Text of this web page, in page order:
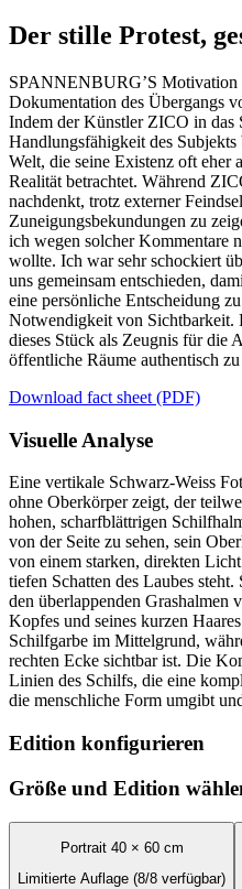
Der stille Protest,
SPANNENBURG’S Motivation
Dokumentation des Übergangs
Indem der Künstler ZICO in das
Handlungsfähigkeit des
Welt, die seine Existenz oft eher
Realität betrachtet. Während
nachdenkt, trotz externer
Zuneigungsbekundungen zu
ich wegen solcher Kommentare
wollte. Ich war sehr schockiert
uns gemeinsam entschieden,
eine persönliche Entscheidung
Notwendigkeit von Sichtbarkeit.
dieses Stück als Zeugnis für die
öffentliche Räume authentisch
Download fact sheet (PDF)
Visuelle Analyse
Eine vertikale Schwarz-Weiss
ohne Oberkörper zeigt, der
hohen, scharfblättrigen
von der Seite zu sehen, sein
von einem starken, direkten
tiefen Schatten des Laubes
den überlappenden Grashalmen
Kopfes und seines kurzen
Schilfgarbe im Mittelgrund,
rechten Ecke sichtbar ist. Die
Linien des Schilfs, die eine
die menschliche Form umgibt
Edition konfigurieren
Größe und Edition
Portrait 40 × 60 cm
Limitierte Auflage (8/8 verfügbar)